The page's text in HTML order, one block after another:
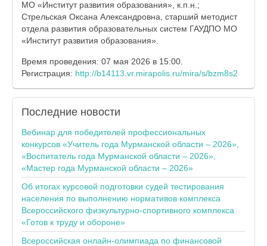
МО «Институт развития образования», к.п.н.;
Стрельская Оксана Александровна, старший методист
отдела развития образовательных систем ГАУДПО МО
«Институт развития образования».
Время проведения: 07 мая 2026 в 15:00.
Регистрация: http://b14113.vr.mirapolis.ru/mira/s/bzm8s2
Последние новости
Вебинар для победителей профессиональных
конкурсов «Учитель года Мурманской области – 2026»,
«Воспитатель года Мурманской области – 2026»,
«Мастер года Мурманской области – 2026»
Об итогах курсовой подготовки судей тестирования
населения по выполнению нормативов комплекса
Всероссийского физкультурно-спортивного комплекса
«Готов к труду и обороне»
Всероссийская онлайн-олимпиада по финансовой